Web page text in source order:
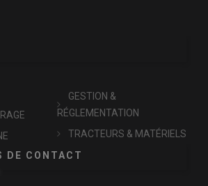
GESTION &
RÉGLEMENTATION
TRACTEURS & MATÉRIELS
DE CONTACT